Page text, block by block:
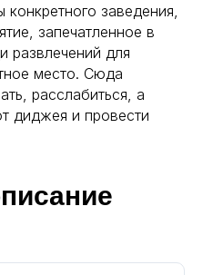
заведения,
запечатленное в
развлечений для
место. Сюда
расслабиться, а
диджея и провести